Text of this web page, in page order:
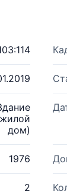
дом)
1976
2